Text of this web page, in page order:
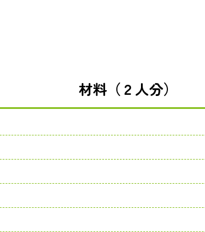
材料（２人分）